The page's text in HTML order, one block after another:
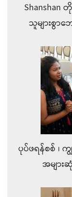
Shanshan
သူများစွာ
ပုပ်ဖရန်စစ် ၊
အမျာ